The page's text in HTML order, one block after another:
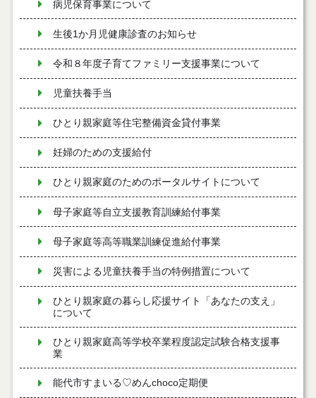
病児保育事業について
生後1か月児健康診査のお知らせ
令和８年度子育てファミリー支援事業について
児童扶養手当
ひとり親家庭等住宅整備資金貸付事業
妊婦のための支援給付
ひとり親家庭のためのポータルサイトについて
母子家庭等自立支援教育訓練給付事業
母子家庭等高等職業訓練促進給付事業
災害による児童扶養手当の特例措置について
ひとり親家庭の暮らし応援サイト「あなたの支え」
について
ひとり親家庭高等学校卒業程度認定試験合格支援事
業
能代市すまいる♡めんchoco定期便